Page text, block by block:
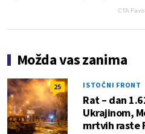
CTA
Možda vas zanima
25 ISTOČNI FRONT
Rat – dan
Ukrajinom,
mrtvih raste